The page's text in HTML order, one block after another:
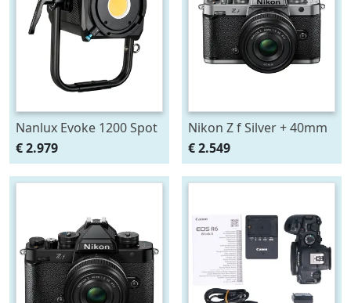
Nanlux Evoke 1200 Spot
Light
€ 2.979
Nikon Z f Silver + 40mm
SE
€ 2.549